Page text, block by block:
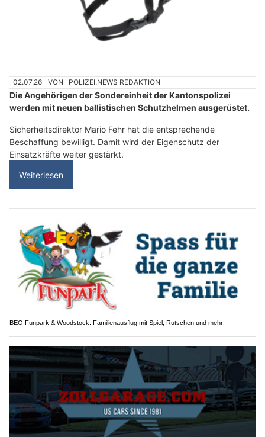
02.07.26 VON POLIZEI.NEWS REDAKTION
Die Angehörigen der Sondereinheit der Kantonspolizei
werden mit neuen ballistischen Schutzhelmen ausgerüstet.
Sicherheitsdirektor Mario Fehr hat die entsprechende
Beschaffung bewilligt. Damit wird der Eigenschutz der
Einsatzkräfte weiter gestärkt.
Weiterlesen
BEO Funpark & Woodstock: Familienausflug mit Spiel, Rutschen und mehr